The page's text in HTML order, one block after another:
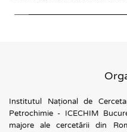
Institutul Național de
Petrochimie - ICECHIM
majore ale cercetării din